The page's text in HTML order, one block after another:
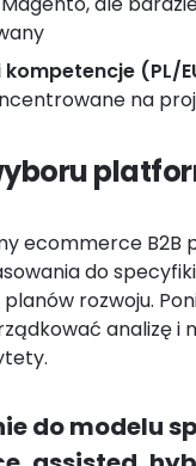
(PL/
na
ecommerce B2B
do
rozwoju.
analizę i
do modelu